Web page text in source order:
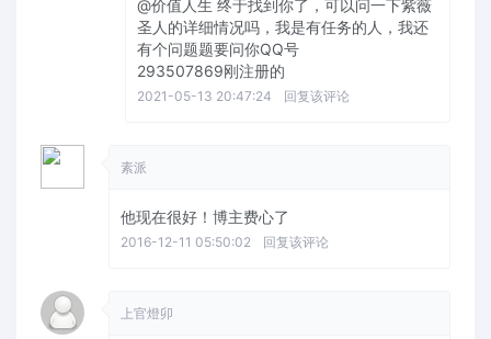
@价值人生 终于找到你了，可以问一下紫薇
圣人的详细情况吗，我是有任务的人，我还
有个问题题要问你QQ号
293507869刚注册的
2021-05-13 20:47:24 回复该评论
素派
他现在很好！博主费心了
2016-12-11 05:50:02 回复该评论
上官燈卯